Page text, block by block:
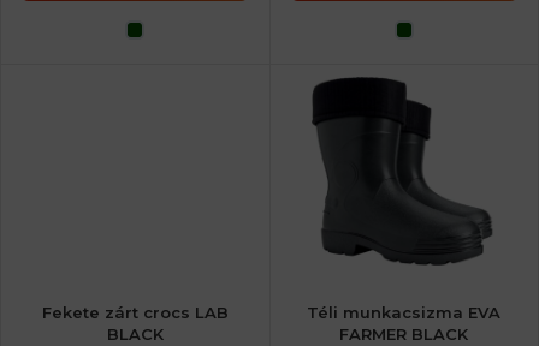
Fekete zárt crocs LAB
BLACK
Téli munkacsizma EVA
FARMER BLACK